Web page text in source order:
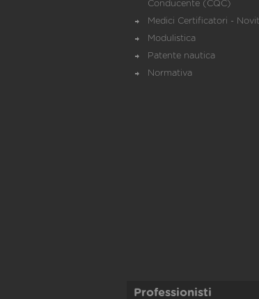
Conducente (CQC)
Medici Certificatori -
Modulistica
Patente nautica
Normativa
Professionisti